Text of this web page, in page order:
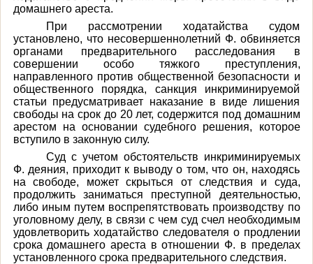
домашнего ареста.
При рассмотрении ходатайства судом
установлено, что несовершеннолетний Ф. обвиняется
органами предварительного расследования в
совершении особо тяжкого преступления,
направленного против общественной безопасности и
общественного порядка, санкция инкриминируемой
статьи предусматривает наказание в виде лишения
свободы на срок до 20 лет, содержится под домашним
арестом на основании судебного решения, которое
вступило в законную силу.
Суд с учетом обстоятельств инкриминируемых
Ф. деяния, приходит к выводу о том, что он, находясь
на свободе, может скрыться от следствия и суда,
продолжить заниматься преступной деятельностью,
либо иным путем воспрепятствовать производству по
уголовному делу, в связи с чем суд счел необходимым
удовлетворить ходатайство следователя о продлении
срока домашнего ареста в отношении Ф. в пределах
установленного срока предварительного следствия.